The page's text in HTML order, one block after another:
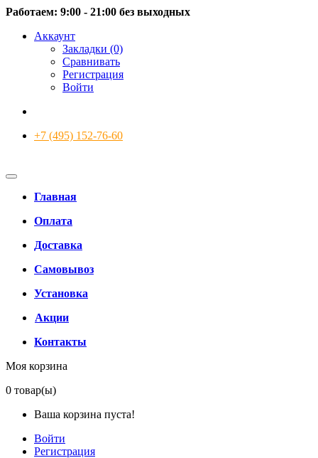
Работаем: 9:00 - 21:00 без выходных
Аккаунт
Закладки (0)
Сравнивать
Регистрация
Войти
+7 (495) 152-76-60
Главная
Оплата
Доставка
Самовывоз
Установка
Акции
Контакты
Моя корзина
0 товар(ы)
Ваша корзина пуста!
Войти
Регистрация